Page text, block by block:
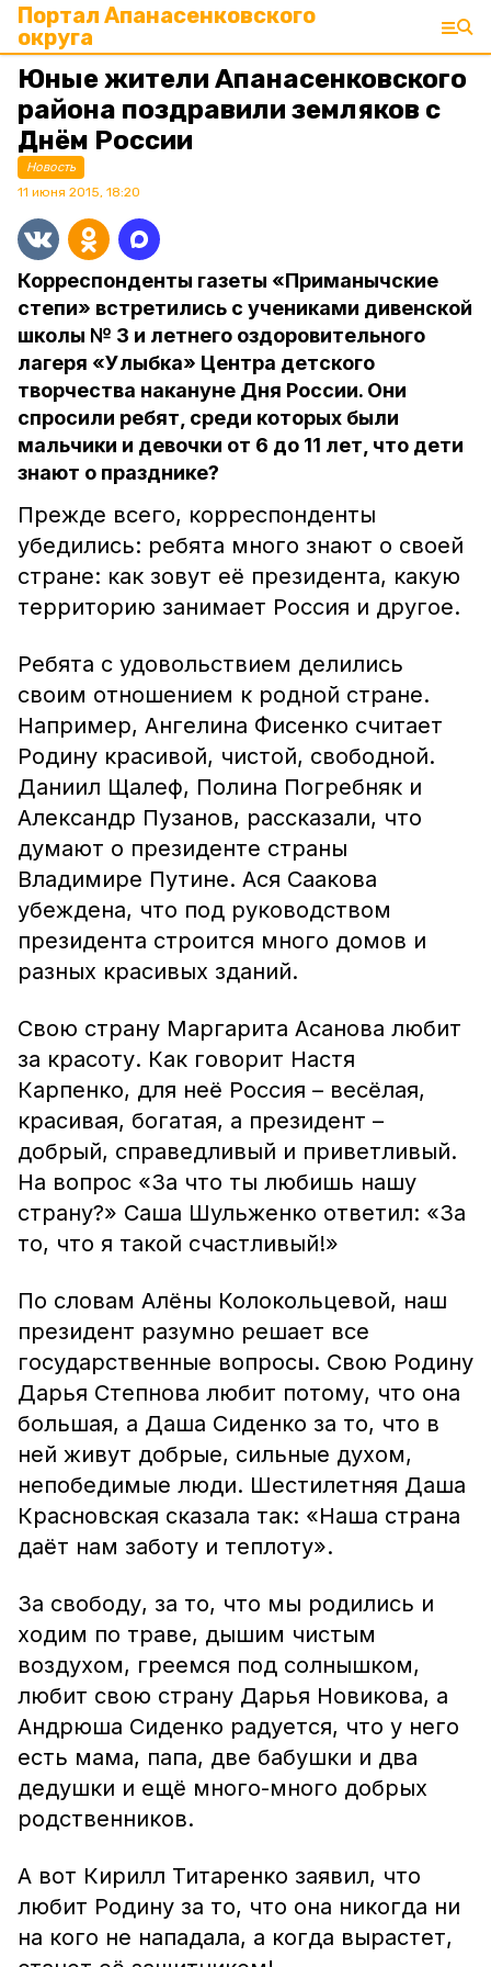
Портал Апанасенковского
округа
Юные жители Апанасенковского
района поздравили земляков с
Днём России
Новость
11 июня 2015, 18:20
Корреспонденты газеты «Приманычские
степи» встретились с учениками дивенской
школы № 3 и летнего оздоровительного
лагеря «Улыбка» Центра детского
творчества накануне Дня России. Они
спросили ребят, среди которых были
мальчики и девочки от 6 до 11 лет, что дети
знают о празднике?
Прежде всего, корреспонденты
убедились: ребята много знают о своей
стране: как зовут её президента, какую
территорию занимает Россия и другое.
Ребята с удовольствием делились
своим отношением к родной стране.
Например, Ангелина Фисенко считает
Родину красивой, чистой, свободной.
Даниил Щалеф, Полина Погребняк и
Александр Пузанов, рассказали, что
думают о президенте страны
Владимире Путине. Ася Саакова
убеждена, что под руководством
президента строится много домов и
разных красивых зданий.
Свою страну Маргарита Асанова любит
за красоту. Как говорит Настя
Карпенко, для неё Россия – весёлая,
красивая, богатая, а президент –
добрый, справедливый и приветливый.
На вопрос «За что ты любишь нашу
страну?» Саша Шульженко ответил: «За
то, что я такой счастливый!»
По словам Алёны Колокольцевой, наш
президент разумно решает все
государственные вопросы. Свою Родину
Дарья Степнова любит потому, что она
большая, а Даша Сиденко за то, что в
ней живут добрые, сильные духом,
непобедимые люди. Шестилетняя Даша
Красновская сказала так: «Наша страна
даёт нам заботу и теплоту».
За свободу, за то, что мы родились и
ходим по траве, дышим чистым
воздухом, греемся под солнышком,
любит свою страну Дарья Новикова, а
Андрюша Сиденко радуется, что у него
есть мама, папа, две бабушки и два
дедушки и ещё много-много добрых
родственников.
А вот Кирилл Титаренко заявил, что
любит Родину за то, что она никогда ни
на кого не нападала, а когда вырастет,